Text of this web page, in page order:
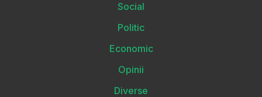
Social
Politic
Economic
Opinii
Diverse